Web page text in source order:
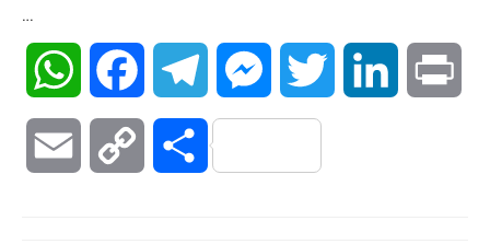
…
WhatsAppFacebookTelegramMessengerTwitter LinkedIn
Email Copy Compartilhar